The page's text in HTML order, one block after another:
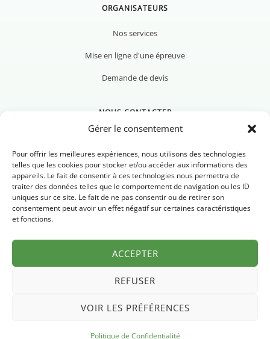
Gérer le consentement
Pour offrir les meilleures expériences, nous utilisons des technologies
telles que les cookies pour stocker et/ou accéder aux informations des
appareils. Le fait de consentir à ces technologies nous permettra de
traiter des données telles que le comportement de navigation ou les ID
uniques sur ce site. Le fait de ne pas consentir ou de retirer son
consentement peut avoir un effet négatif sur certaines caractéristiques
et fonctions.
ACCEPTER
REFUSER
VOIR LES PRÉFÉRENCES
Politique de Confidentialité
ORGANISATEURS
Nos services
Mise en ligne d'une épreuve
Demande de devis
NOUS CONTACTER
Nous contacter
Newsletter
© 2026 Pyrénées Chrono Mentions légales Politique de confidentialité